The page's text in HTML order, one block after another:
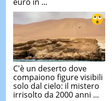
C'è un deserto dove
compaiono figure visibili
solo dal cielo: il mistero
irrisolto da 2000 anni ...